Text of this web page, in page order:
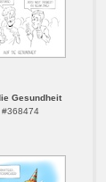
Gesundheit
#368474